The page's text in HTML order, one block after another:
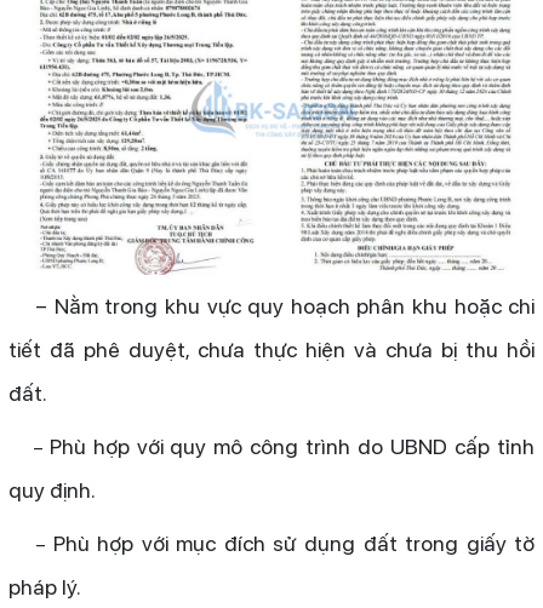
– Nằm trong khu vực quy hoạch phân khu hoặc chi
tiết đã phê duyệt, chưa thực hiện và chưa bị thu hồi
đất.
– Phù hợp với quy mô công trình do UBND cấp tỉnh
quy định.
– Phù hợp với mục đích sử dụng đất trong giấy tờ
pháp lý.